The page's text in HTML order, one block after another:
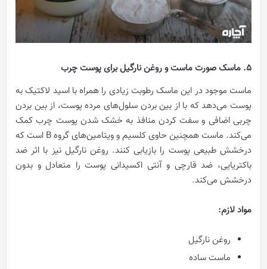
۵. ماسک صورت ماست و روغن نارگیل برای پوست چرب
ماست موجود در این ماسک رطوبت زیادی را همراه با اسید لاکتیک به
پوست می‌دهد که با از بین بردن سلول‌های مرده پوست، از بین بردن
چربی اضافی و سفت کردن منافذ به خشک شدن پوست چرب کمک
می‌کند. ماست همچنین حاوی کلسیم و ویتامین‌های گروه B است که
درخشش طبیعی پوست را بازیابی کنند. روغن نارگیل نیز با اثر ضد
باکتریایی، ضد قارچی و آنتی اکسیدانی پوست را متعادل و بدون
درخشش می‌کند.
مواد لازم:
روغن نارگیل
ماست ساده